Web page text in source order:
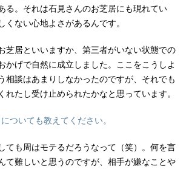
る。それは石見さんのお芝居にも現れてい
くない心地よさがあるんです。
芝居といいますか、第三者がいない状態での
かげで自然に成立しました。ここをこうしよ
相談はあまりしなかったのですが、それでも
れたし受け止められたかなと思っています。
ついても教えてください。
ても周はモテるだろうなって（笑）。何を言
て難しいと思うのですが、相手が嫌なことや